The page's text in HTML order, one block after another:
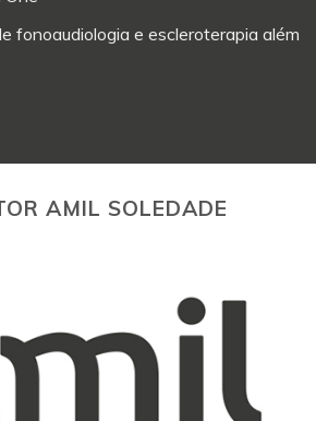
fonoaudiologia e escleroterapia além
AMIL SOLEDADE